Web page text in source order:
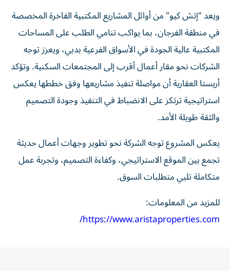
ويعد "إتش كيو" من أوائل المشاريع المكتبية الفاخرة المخصصة
في منطقة الفرجان، بما يواكب تنامي الطلب على المساحات
المكتبية عالية الجودة في الأسواق الفرعية بدبي، ويعزز توجه
الشركات نحو مقار أعمال أقرب إلى المجتمعات السكنية. وتؤكد
أريستا العقارية أن مواصلة تنفيذ مشاريعها وفق خططها يعكس
استراتيجية ترتكز على الانضباط في التنفيذ وجودة التصميم
والثقة طويلة الأمد.
يعكس المشروع توجه الشركة نحو تطوير وجهات أعمال حديثة
تجمع بين الموقع الاستراتيجي، وكفاءة التصميم، وتجربة عمل
متكاملة تلبي متطلبات السوق.
للمزيد من المعلومات:
https://www.aristaproperties.com/